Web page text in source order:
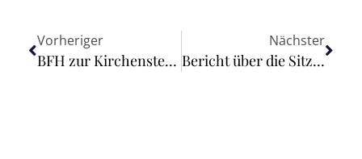
Vorheriger
BFH zur Kirchensteuerpflicht: Verfassungsrechtliche Anforderungen an die Ermittlungen der Finanzgerichte zum kirchlichen Mitgliedschaftsrecht
Nächster
Bericht über die Sitzung der Kommission für Qualitätskontrolle am 24. März 2026